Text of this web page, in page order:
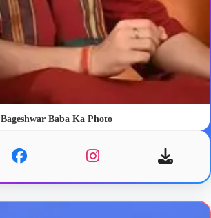
Bageshwar Baba Ka Photo